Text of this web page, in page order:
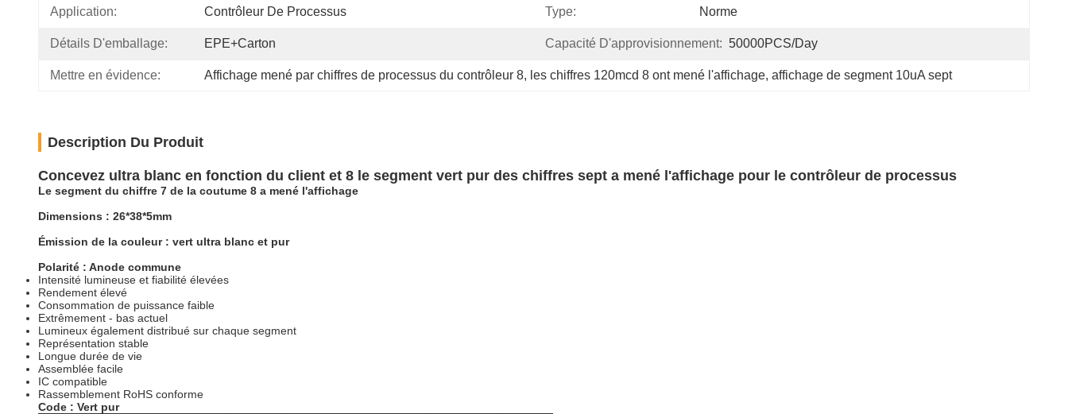
Application: Contrôleur De Processus Type: Norme
Détails D'emballage: EPE+Carton Capacité D'approvisionnement: 50000PCS/Day
Mettre en évidence: Affichage mené par chiffres de processus du contrôleur 8, les chiffres 120mcd 8 ont mené l'affichage, affichage de segment 10uA sept
Description Du Produit
Concevez ultra blanc en fonction du client et 8 le segment vert pur des chiffres sept a mené l'affichage pour le contrôleur de processus
Le segment du chiffre 7 de la coutume 8 a mené l'affichage
Dimensions : 26*38*5mm
Émission de la couleur : vert ultra blanc et pur
Polarité : Anode commune
Intensité lumineuse et fiabilité élevées
Rendement élevé
Consommation de puissance faible
Extrêmement - bas actuel
Lumineux également distribué sur chaque segment
Représentation stable
Longue durée de vie
Assemblée facile
IC compatible
Rassemblement RoHS conforme
Code : Vert pur